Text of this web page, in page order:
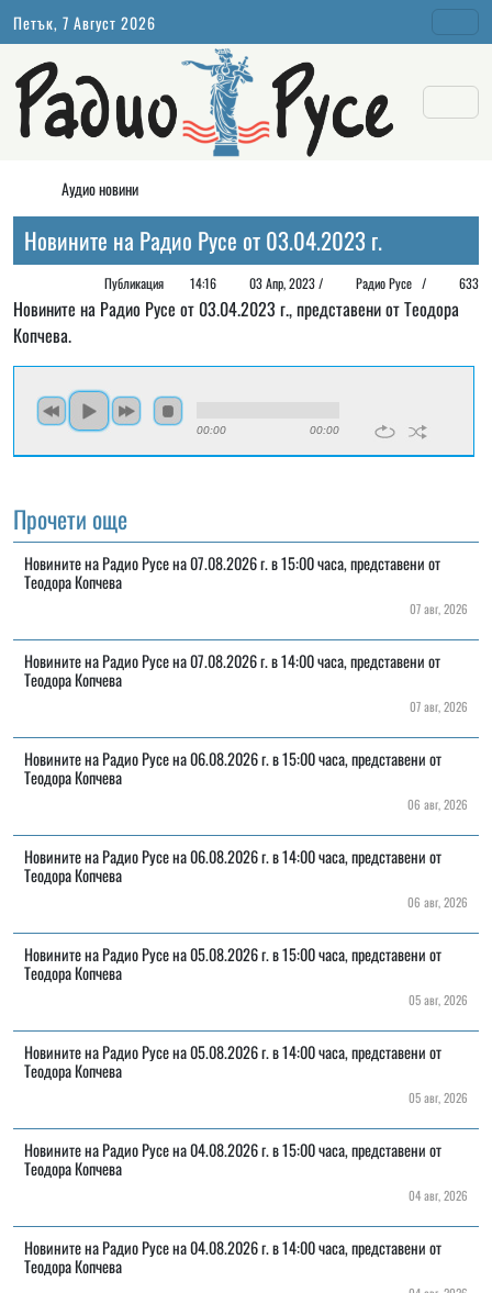
Петък, 7 Август 2026
Аудио новини
Новините на Радио Русе от 03.04.2023 г.
Публикация 14:16 03 Апр, 2023 / Радио Русе / 633
Новините на Радио Русе от 03.04.2023 г., представени от Теодора
Копчева.
00:00 00:00
Прочети още
Новините на Радио Русе на 07.08.2026 г. в 15:00 часа, представени от
Теодора Копчева
07 авг, 2026
Новините на Радио Русе на 07.08.2026 г. в 14:00 часа, представени от
Теодора Копчева
07 авг, 2026
Новините на Радио Русе на 06.08.2026 г. в 15:00 часа, представени от
Теодора Копчева
06 авг, 2026
Новините на Радио Русе на 06.08.2026 г. в 14:00 часа, представени от
Теодора Копчева
06 авг, 2026
Новините на Радио Русе на 05.08.2026 г. в 15:00 часа, представени от
Теодора Копчева
05 авг, 2026
Новините на Радио Русе на 05.08.2026 г. в 14:00 часа, представени от
Теодора Копчева
05 авг, 2026
Новините на Радио Русе на 04.08.2026 г. в 15:00 часа, представени от
Теодора Копчева
04 авг, 2026
Новините на Радио Русе на 04.08.2026 г. в 14:00 часа, представени от
Теодора Копчева